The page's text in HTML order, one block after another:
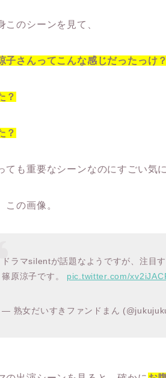
このシーンを見て、
子さんってこんな感じだったっけ
？
？
ても重要なシーンなのにすごい気
この画像。
ドラマsilentが話題なようですが、注目
篠原涼子です。 pic.twitter.com/
— 熟女だいすきファンドまん